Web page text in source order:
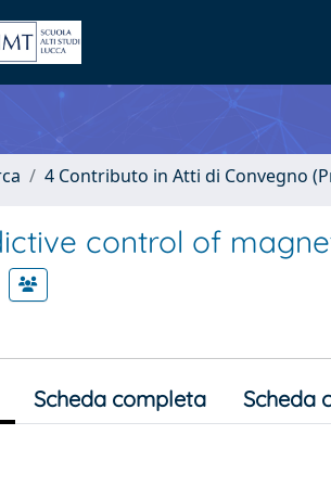
4 Contributo in Atti di Convegno
control of
Scheda completa Scheda